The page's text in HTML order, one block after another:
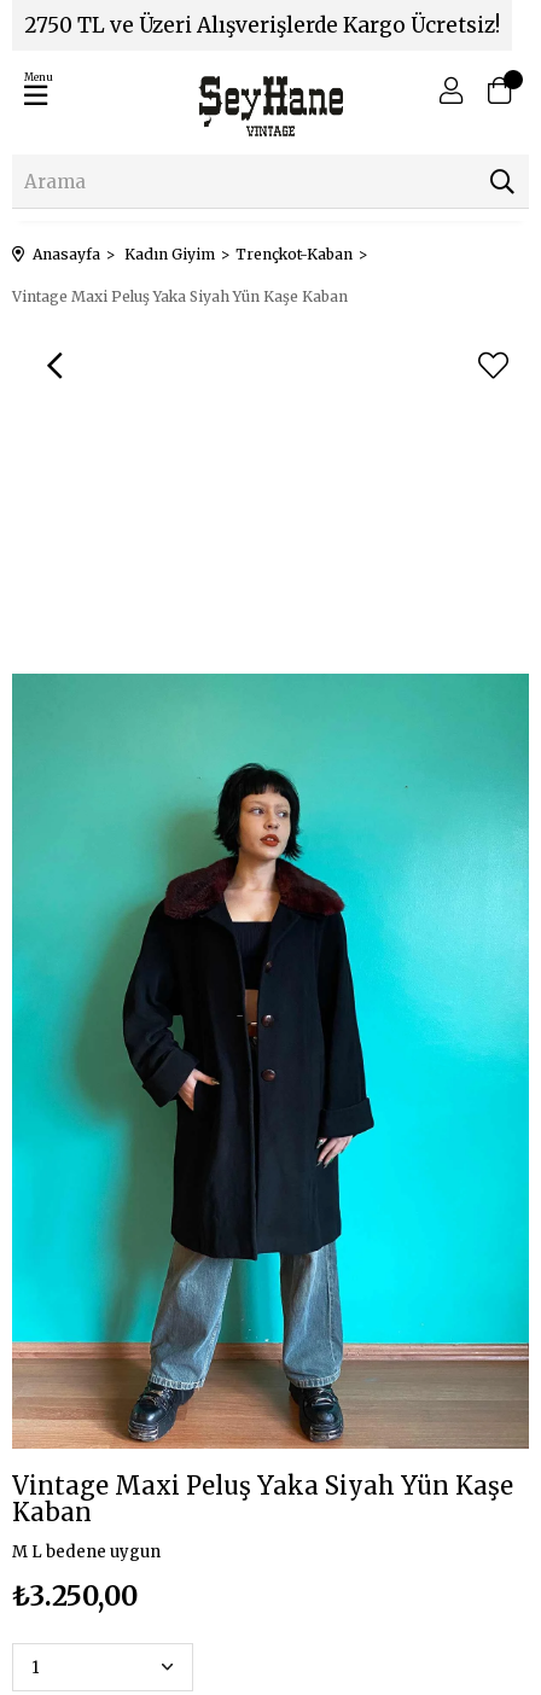
2750 TL ve Üzeri Alışverişlerde Kargo Ücretsiz!
Menu
Anasayfa Kadın Giyim Trençkot-Kaban
Vintage Maxi Peluş Yaka Siyah Yün Kaşe Kaban
Vintage Maxi Peluş Yaka Siyah Yün Kaşe
Kaban
M L bedene uygun
₺3.250,00